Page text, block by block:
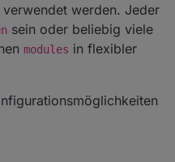
werden. Jeder
sein oder beliebig viele
modules in flexibler